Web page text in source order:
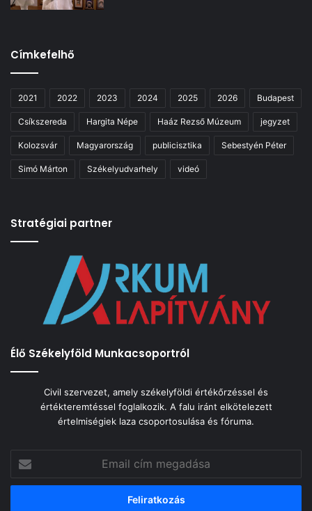
Címkefelhő
2021 2022 2023 2024 2025 2026 Budapest
Csíkszereda Hargita Népe Haáz Rezső Múzeum jegyzet
Kolozsvár Magyarország publicisztika Sebestyén Péter
Simó Márton Székelyudvarhely videó
Stratégiai partner
Élő Székelyföld Munkacsoportról
Civil szervezet, amely székelyföldi értékőrzéssel és
értékteremtéssel foglalkozik. A falu iránt elkötelezett
értelmiségiek laza csoportosulása és fóruma.
cím
megadása